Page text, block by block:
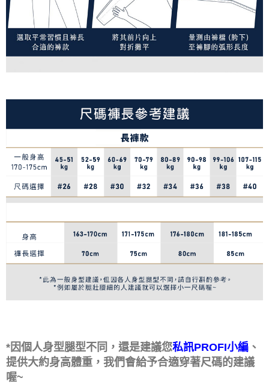
*因個人身型腿型不同，還是建議您私訊PROFI小編 、
提供大約身高體重，我們會給予合適穿著尺碼的建議
喔~